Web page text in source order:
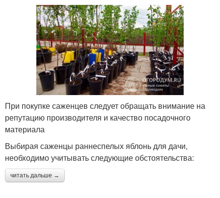
При покупке саженцев следует обращать внимание на
репутацию производителя и качество посадочного
материала
Выбирая саженцы раннеспелых яблонь для дачи,
необходимо учитывать следующие обстоятельства:
читать дальше →